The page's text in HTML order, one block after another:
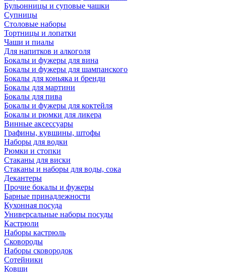
Бульонницы и суповые чашки
Супницы
Столовые наборы
Тортницы и лопатки
Чаши и пиалы
Для напитков и алкоголя
Бокалы и фужеры для вина
Бокалы и фужеры для шампанского
Бокалы для коньяка и бренди
Бокалы для мартини
Бокалы для пива
Бокалы и фужеры для коктейля
Бокалы и рюмки для ликера
Винные аксессуары
Графины, кувшины, штофы
Наборы для водки
Рюмки и стопки
Стаканы для виски
Стаканы и наборы для воды, сока
Декантеры
Прочие бокалы и фужеры
Барные принадлежности
Кухонная посуда
Универсальные наборы посуды
Кастрюли
Наборы кастрюль
Сковороды
Наборы сковородок
Сотейники
Ковши